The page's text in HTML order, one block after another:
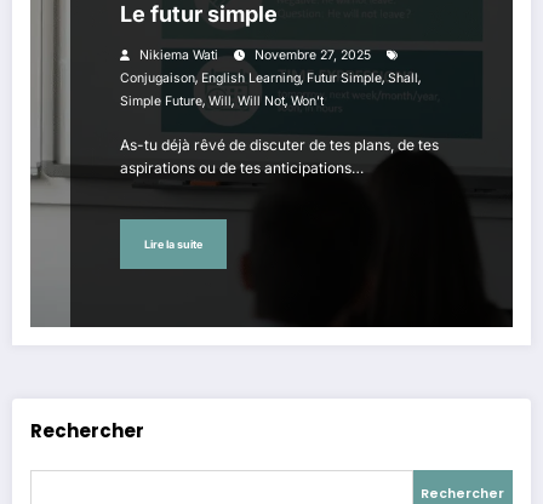
Le futur simple
Nikiema Wati
Novembre 27, 2025
Conjugaison, English Learning, Futur Simple,Shall,
Simple Future, Will, Will Not, Won't
As-tu déjà rêvé de discuter de tes plans, de tes
aspirations ou de tes anticipations…
Lire la suite
Rechercher
Rechercher